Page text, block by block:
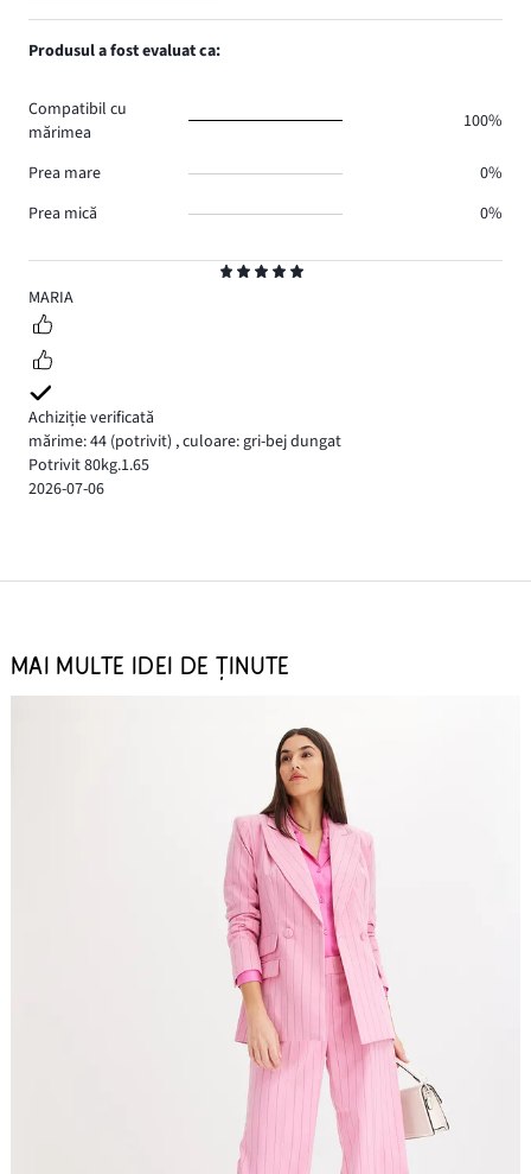
5
MARIA
Achiziție verificată
mărime: 44 (potrivit) ,culoare: gri-bej dungat
Potrivit 80kg.1.65
2026-07-06
Produsul a fost evaluat ca:
Compatibil cu
mărimea
100%
Prea mare
0%
Prea mică
0%
MAI MULTE IDEI DE ȚINUTE